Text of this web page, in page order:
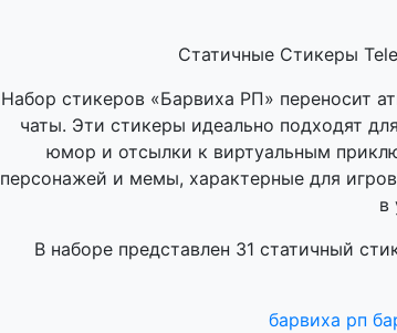
Статичные Стикеры
Набор стикеров «Барвиха РП» переносит
чаты. Эти стикеры идеально подходят
юмор и отсылки к виртуальным
персонажей и мемы, характерные для
в
В наборе представлен 31 статичный
барвиха рп